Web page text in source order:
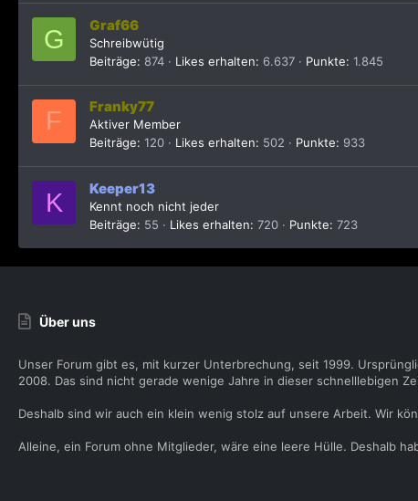
G Graf66
Schreibwütig
Beiträge
874 Likes erhalten 6.637 Punkte 1.845
F Franky77
Aktiver Member
Beiträge 120 Likes erhalten 502 Punkte 933
K Keeper13
Kennt noch nicht jeder
Beiträge
55 Likes erhalten 720 Punkte 723
Über uns
Unser Forum gibt es, mit kurzer Unterbrechung, seit 1999.
2008. Das sind nicht gerade wenige Jahre in dieser schnelllebigen
Deshalb sind wir auch ein klein wenig stolz auf unsere Arbeit. Wir
Alleine, ein Forum ohne Mitglieder, wäre eine leere Hülle. Deshalb